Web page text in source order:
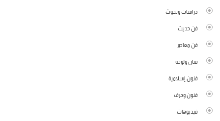
دراسات وبحوث
فن حديث
فن معاصر
فنان ولوحة
فنون إسلامية
فنون وحرف
فيديوهات